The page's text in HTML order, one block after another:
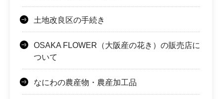
土地改良区の手続き
OSAKA FLOWER（大阪産の花き）の販売店に
ついて
なにわの農産物・農産加工品